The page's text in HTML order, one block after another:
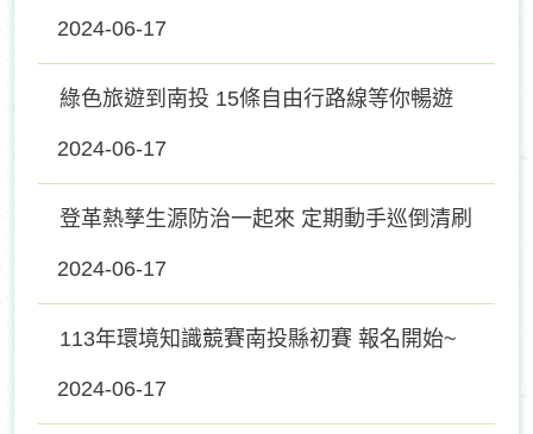
2024-06-17
綠色旅遊到南投 15條自由行路線等你暢遊
2024-06-17
登革熱孳生源防治一起來 定期動手巡倒清刷
2024-06-17
113年環境知識競賽南投縣初賽 報名開始~
2024-06-17